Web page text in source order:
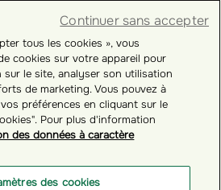
nos fonds
Contact
Groupama ES
tous les cookies », vous
cookies sur votre appareil pour
sur le site, analyser son utilisation
de marketing. Vous pouvez à
préférences en cliquant sur le
Pour plus d'information
des données à caractère
des cookies
Continuer sans accepter